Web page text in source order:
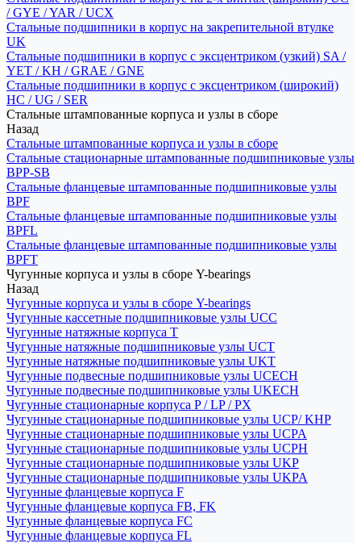
/ GYE / YAR / UCX
Стальные подшипники в корпус на закрепительной втулке
UK
Стальные подшипники в корпус с эксцентриком (узкий) SA /
YET / KH / GRAE / GNE
Стальные подшипники в корпус с эксцентриком (широкий)
HC / UG / SER
Стальные штампованные корпуса и узлы в сборе
Назад
Стальные штампованные корпуса и узлы в сборе
Стальные стационарные штампованные подшипниковые узлы
BPP-SB
Стальные фланцевые штампованные подшипниковые узлы
BPF
Стальные фланцевые штампованные подшипниковые узлы
BPFL
Стальные фланцевые штампованные подшипниковые узлы
BPFT
Чугунные корпуса и узлы в сборе Y-bearings
Назад
Чугунные корпуса и узлы в сборе Y-bearings
Чугунные кассетные подшипниковые узлы UCC
Чугунные натяжные корпуса T
Чугунные натяжные подшипниковые узлы UCT
Чугунные натяжные подшипниковые узлы UKT
Чугунные подвесные подшипниковые узлы UCECH
Чугунные подвесные подшипниковые узлы UKECH
Чугунные стационарные корпуса P / LP / PX
Чугунные стационарные подшипниковые узлы UCP/ KHP
Чугунные стационарные подшипниковые узлы UCPA
Чугунные стационарные подшипниковые узлы UCPH
Чугунные стационарные подшипниковые узлы UKP
Чугунные стационарные подшипниковые узлы UKPA
Чугунные фланцевые корпуса F
Чугунные фланцевые корпуса FB, FK
Чугунные фланцевые корпуса FC
Чугунные фланцевые корпуса FL